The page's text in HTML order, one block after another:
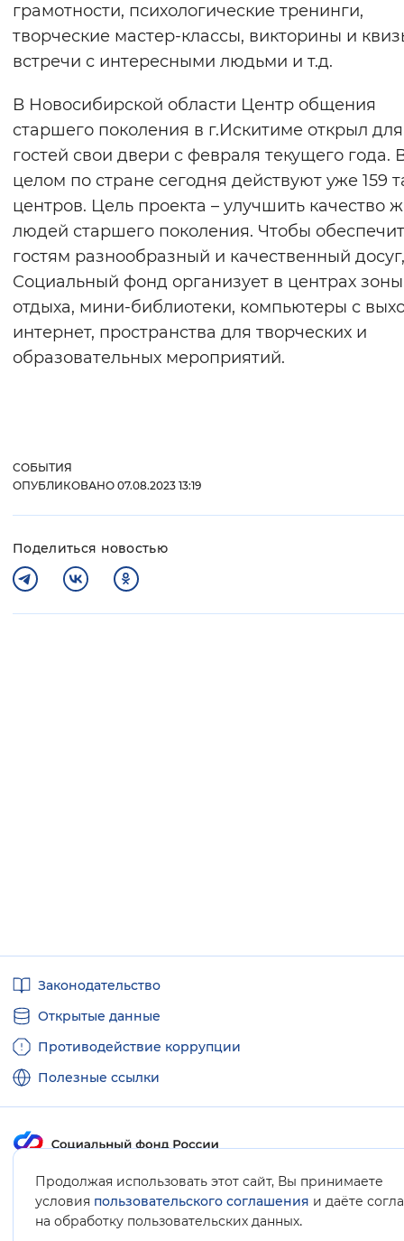
Вернуть стандартные настройки
грамотности, психологические тренинги,
творческие мастер-классы, викторины и
встречи с интересными людьми и т.д.
В Новосибирской области Центр общения
старшего поколения в г.Искитиме открыл для
гостей свои двери с февраля текущего года.
целом по стране сегодня действуют уже 159
центров. Цель проекта – улучшить качество
людей старшего поколения. Чтобы
гостям разнообразный и качественный досуг,
Социальный фонд организует в центрах зоны
отдыха, мини-библиотеки, компьютеры с
интернет, пространства для творческих и
образовательных мероприятий.
СОБЫТИЯ
ОПУБЛИКОВАНО 07.08.2023 13:19
Поделиться новостью
Продолжая использовать этот сайт, Вы принимаете
условия пользовательского соглашения и даёте
на обработку пользовательских данных.
ссылкиЗаконодательство
Открытые данные
Противодействие коррупции
Полезные ссылки
Карта сайта